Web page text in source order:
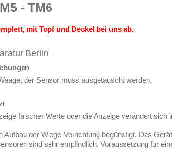
- TM6
mit Topf und Deckel bei uns ab.
Berlin
der Sensor muss ausgetauscht werden.
falscher Werte oder die Anzeige verändert sich
Aufbau der Wiege-Vorrichtung begünstigt. Das
sind sehr empflndlich. Voraussetzung für